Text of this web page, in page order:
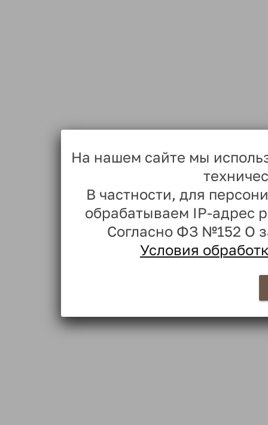
На нашем сайте мы
В частности, для
обрабатываем IP-адрес
Согласно ФЗ №152 О
Условия